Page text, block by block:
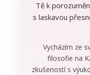
Tě k
s laskavou
Vycházím ze
filosofie na
zkušeností s